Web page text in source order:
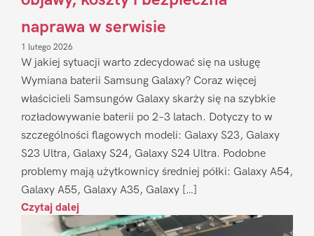
naprawa w serwisie
1 lutego 2026
W jakiej sytuacji warto zdecydować się na usługę
Wymiana baterii Samsung Galaxy? Coraz więcej
właścicieli Samsungów Galaxy skarży się na szybkie
rozładowywanie baterii po 2–3 latach. Dotyczy to w
szczególności flagowych modeli: Galaxy S23, Galaxy
S23 Ultra, Galaxy S24, Galaxy S24 Ultra. Podobne
problemy mają użytkownicy średniej półki: Galaxy A54,
Galaxy A55, Galaxy A35, Galaxy […]
Czytaj dalej